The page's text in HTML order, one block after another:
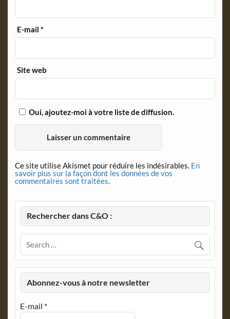
E-mail*
Site web
Oui, ajoutez-moi à votre liste de diffusion.
Ce site utilise Akismet pour réduire les indésirables. En
savoir plus sur la façon dont les données de vos
commentaires sont traitées.
Rechercher dans C&O :
Abonnez-vous à notre newsletter
E-mail *